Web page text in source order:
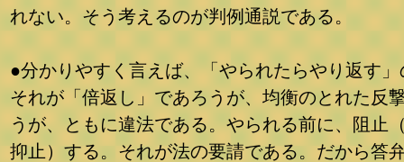
れない。そう考えるのが判例通説である。
●分かりやすく言えば、「やられたらやり返す」
それが「倍返し」であろうが、均衡のとれた反
うが、ともに違法である。やられる前に、阻止
抑止）する。それが法の要請である。だから答